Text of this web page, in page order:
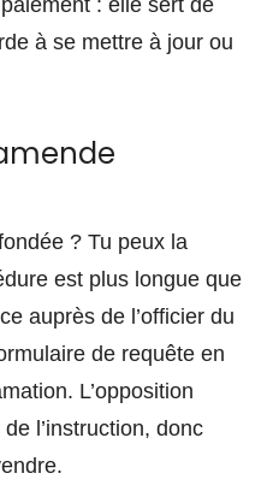
: elle sert de
à se mettre à jour ou
? Tu peux la
est plus longue que
auprès de l’officier du
de requête en
L’opposition
l’instruction, donc